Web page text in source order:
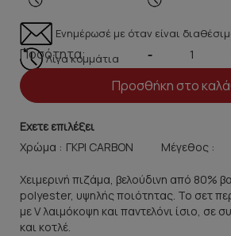
Ενημέρωσέ με όταν είναι
Λίγα κομμάτια
Ποσότητα: -
Προσθήκη στο
Εχετε επιλέξει
Χρώμα :
Μέγεθος :
Χειμερινή πιζάμα, βελούδινη από 80%
polyester, υψηλής ποιότητας. To σετ
με V λαιμόκοψη και παντελόνι ίσιο, σε
και κοτλέ.